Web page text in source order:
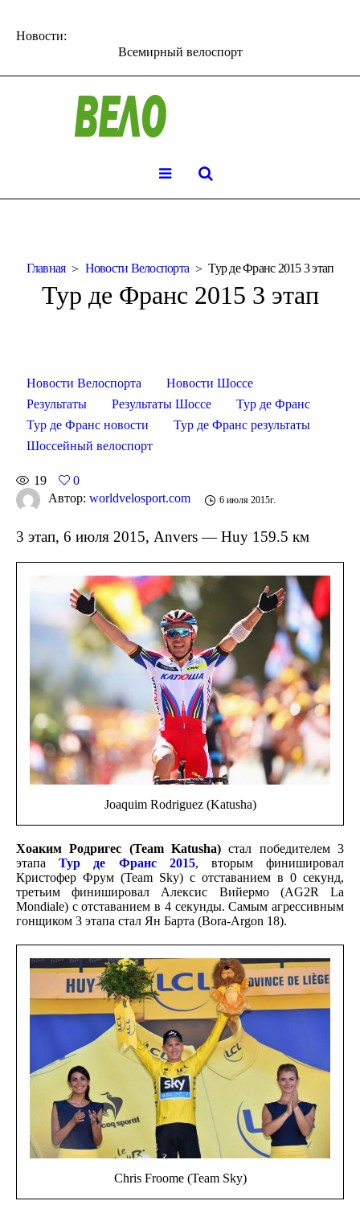
Новости:
Всемирный велоспорт
Главная Новости Велоспорта Тур де Франс 2015 3 этап
Тур де Франс 2015 3 этап
Новости Велоспорта
Новости Шоссе
Результаты
Результаты Шоссе
Тур де Франс
Тур де Франс новости
Тур де Франс результаты
Шоссейный велоспорт
19
0
Автор: worldvelosport.com 6 июля 2015г.
3 этап, 6 июля 2015, Anvers — Huy 159.5 км
Joaquim Rodriguez (Katusha)
Хоаким Родригес (Team Katusha) стал победителем 3
этапаТур де Франс 2015, вторым финишировал
Кристофер Фрум (Team Sky) с отставанием в 0 секунд,
третьим финишировал Алексис Вийермо (AG2R La
Mondiale) с отставанием в 4 секунды. Самым агрессивным
гонщиком 3 этапа стал Ян Барта (Bora-Argon 18).
Chris Froome (Team Sky)